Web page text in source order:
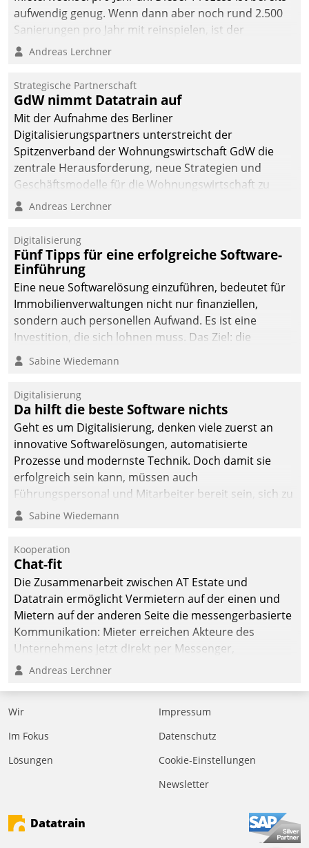
aufwendig genug. Wenn dann aber noch rund 2.500
Sanierungen pro Jahr mit reinspielen, ist der
Betreuungs- und Organisationsaufwand immens. Im
kommunale Wohnungsbauunternehmen daher
gemeinsam mit der Berliner Datatrain GmbH den
Teilprozess der Objektsanierung digitalisiert.
Andreas Lerchner
Strategische Partnerschaft
GdW nimmt Datatrain auf
Mit der Aufnahme des Berliner
Digitalisierungspartners unterstreicht der
Spitzenverband der Wohnungswirtschaft GdW die
zentrale Herausforderung, neue Strategien und
Geschäftsmodelle für die Wohnungswirtschaft zu
entwickeln.
Andreas Lerchner
Digitalisierung
Fünf Tipps für eine erfolgreiche Software-
Einführung
Eine neue Softwarelösung einzuführen, bedeutet für
Immobilienverwaltungen nicht nur finanziellen,
sondern auch personellen Aufwand. Es ist eine
Investition, die sich lohnen muss. Das Ziel: die
nachhaltige Optimierung der Geschäftsabläufe. Damit
dieses Ziel erreicht wird, sollten einige Grundregeln
Sabine Wiedemann
Digitalisierung
Da hilft die beste Software nichts
Geht es um Digitalisierung, denken viele zuerst an
innovative Softwarelösungen, automatisierte
Prozesse und modernste Technik. Doch damit sie
erfolgreich sein kann, müssen auch
Führungspersonal und Mitarbeiter bereit sein, sich zu
verändern und anzupassen, sonst werden sie an ihr
Sabine Wiedemann
Kooperation
Chat-fit
Die Zusammenarbeit zwischen AT Estate und
Datatrain ermöglicht Vermietern auf der einen und
Mietern auf der anderen Seite die messengerbasierte
Kommunikation: Mieter erreichen Akteure des
Unternehmens jetzt direkt per Messenger,
Mitarbeiter oder Dienstleister empfangen oder
Andreas Lerchner
Wir
Im Fokus
Lösungen
Impressum
Datenschutz
Cookie-Einstellungen
Newsletter
Datatrain